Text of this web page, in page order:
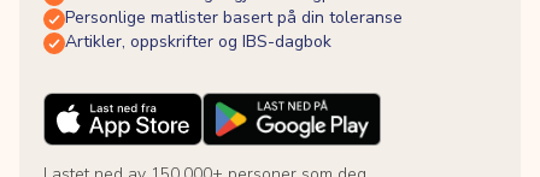
Personlige matlister basert på din toleranse
Artikler, oppskrifter og IBS-dagbok